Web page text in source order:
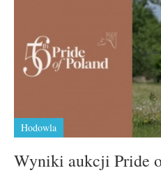
Hodowla
Wyniki aukcji Pride